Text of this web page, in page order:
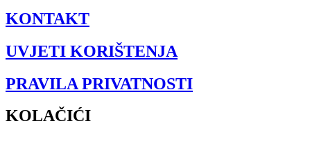
KONTAKT
UVJETI KORIŠTENJA
PRAVILA PRIVATNOSTI
KOLAČIĆI